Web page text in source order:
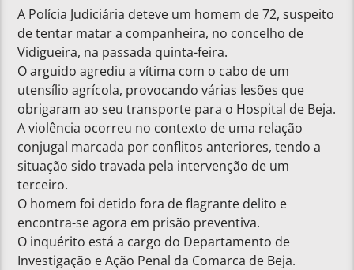
A Polícia Judiciária deteve um homem de 72, suspeito
de tentar matar a companheira, no concelho de
Vidigueira, na passada quinta-feira.
O arguido agrediu a vítima com o cabo de um
utensílio agrícola, provocando várias lesões que
obrigaram ao seu transporte para o Hospital de Beja.
A violência ocorreu no contexto de uma relação
conjugal marcada por conflitos anteriores, tendo a
situação sido travada pela intervenção de um
terceiro.
O homem foi detido fora de flagrante delito e
encontra-se agora em prisão preventiva.
O inquérito está a cargo do Departamento de
Investigação e Ação Penal da Comarca de Beja.